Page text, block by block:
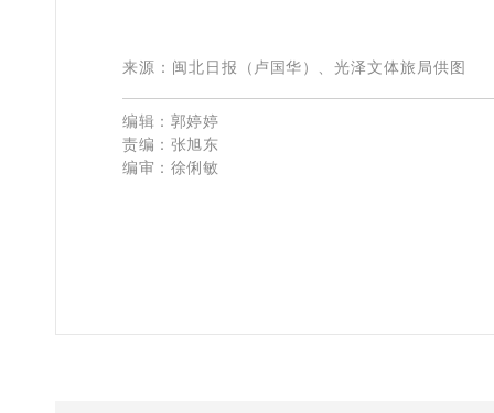
来源： 闽北日报 （卢国华）、 光泽文体旅局供图
编辑：郭婷婷
责编：张旭东
编审：徐俐敏